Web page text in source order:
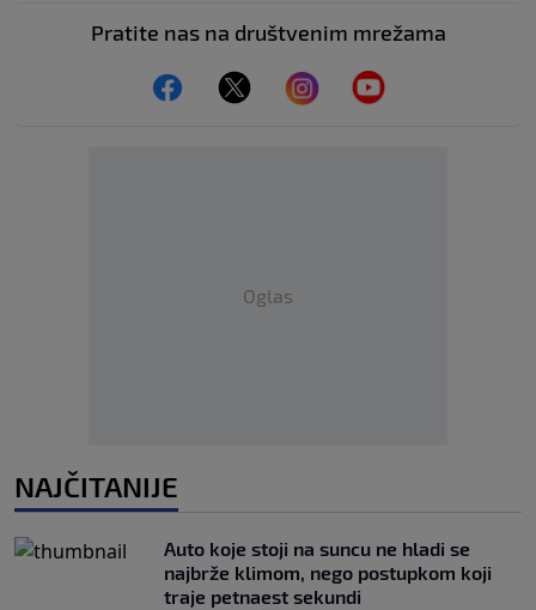
Pratite nas na društvenim mrežama
Oglas
NAJČITANIJE
Auto koje stoji na suncu ne hladi se
najbrže klimom, nego postupkom koji
traje petnaest sekundi